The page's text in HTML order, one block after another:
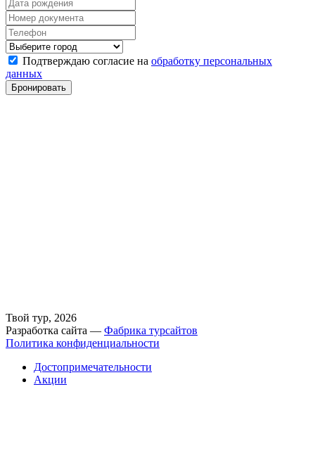
Подтверждаю согласие на обработку персональных
данных
Твой тур, 2026
Разработка сайта — Фабрика турсайтов
Политика конфиденциальности
Достопримечательности
Акции